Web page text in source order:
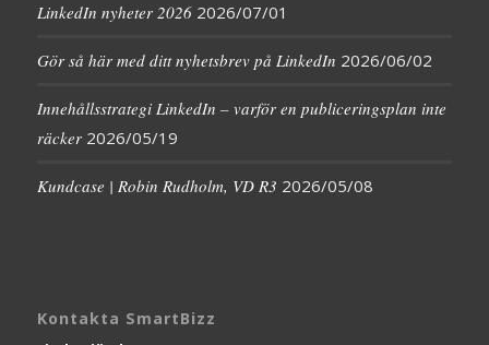
LinkedIn nyheter 2026 2026/07/01
Gör så här med ditt nyhetsbrev på LinkedIn 2026/06/02
Innehållsstrategi LinkedIn – varför en publiceringsplan inte
räcker 2026/05/19
Kundcase | Robin Rudholm, VD R3 2026/05/08
Kontakta SmartBizz